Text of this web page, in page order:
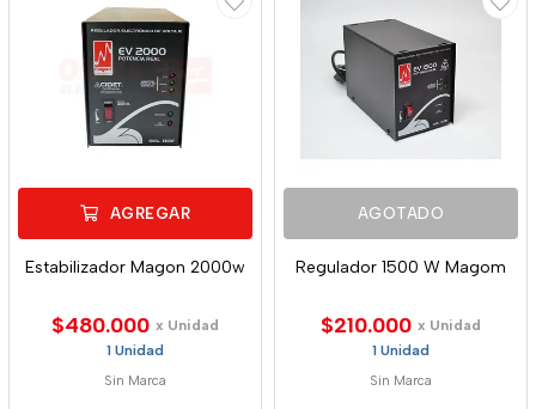
AGREGAR
Estabilizador Magon 2000w
$480.000 x Unidad
1 Unidad
Sin Marca
AGOTADO
Regulador 1500 W Magom
$210.000 x Unidad
1 Unidad
Sin Marca